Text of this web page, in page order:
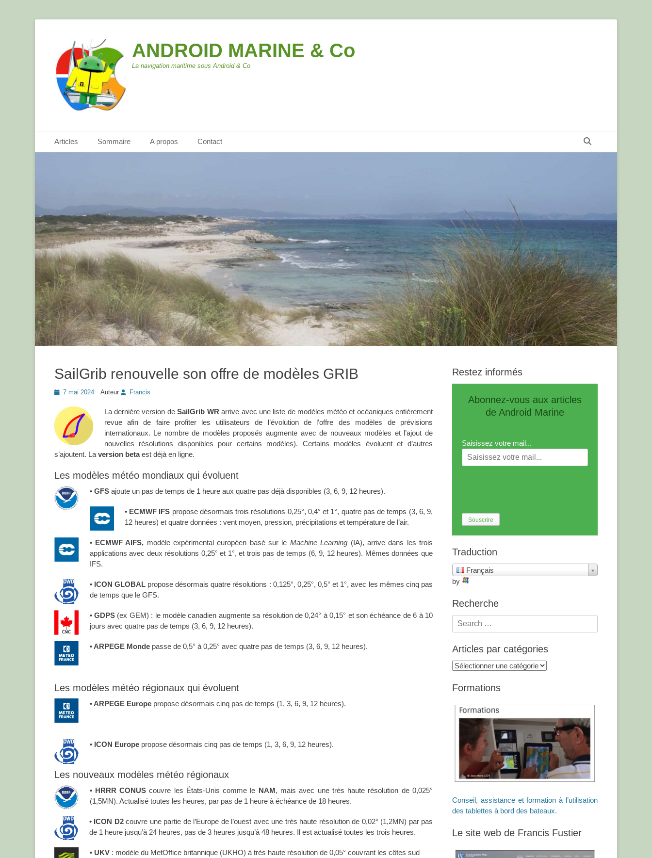
ANDROID MARINE & Co
La navigation maritime sous Android & Co
Menu principal
Articles Sommaire A propos Contact
SailGrib renouvelle son offre de modèles GRIB
Posted7 mai 2024 Auteur Francis
La dernière version deSailGrib WR arrive avec une liste de modèles météo et océaniques entièrement
revue afin de faire profiter les utilisateurs de l’évolution de l’offre des modèles de prévisions
internationaux. Le nombre de modèles proposés augmente avec de nouveaux modèles et l’ajout de
nouvelles résolutions disponibles pour certains modèles). Certains modèles évoluent et d’autres
s’ajoutent. La version betaest déjà en ligne.
Les modèles météo mondiaux qui évoluent
• GFSajoute un pas de temps de 1 heure aux quatre pas déjà disponibles (3, 6, 9, 12 heures).
• ECMWF IFS propose désormais trois résolutions 0,25°, 0,4° et 1°, quatre pas de temps (3, 6, 9,
12 heures) et quatre données : vent moyen, pression, précipitations et température de l’air.
• ECMWF AIFS, modèle expérimental européen basé sur le Machine Learning (IA), arrive dans les trois
applications avec deux résolutions 0,25° et 1°, et trois pas de temps (6, 9, 12 heures). Mêmes données que
IFS.
• ICON GLOBALpropose désormais quatre résolutions : 0,125°, 0,25°, 0,5° et 1°, avec les mêmes cinq pas
de temps que le GFS.
• GDPS(ex GEM) : le modèle canadien augmente sa résolution de 0,24° à 0,15° et son échéance de 6 à 10
jours avec quatre pas de temps (3, 6, 9, 12 heures).
• ARPEGE Mondepasse de 0,5° à 0,25° avec quatre pas de temps (3, 6, 9, 12 heures).
Les modèles météo régionaux qui évoluent
• ARPEGE Europepropose désormais cinq pas de temps (1, 3, 6, 9, 12 heures).
• ICON Europepropose désormais cinq pas de temps (1, 3, 6, 9, 12 heures).
Les nouveaux modèles météo régionaux
• HRRR CONUS couvre les États-Unis comme le NAM, mais avec une très haute résolution de 0,025°
(1,5MN). Actualisé toutes les heures, par pas de 1 heure à échéance de 18 heures.
• ICON D2couvre une partie de l’Europe de l’ouest avec une très haute résolution de 0,02° (1,2MN) par pas
de 1 heure jusqu’à 24 heures, pas de 3 heures jusqu’à 48 heures. Il est actualisé toutes les trois heures.
• UKV: modèle du MetOffice britannique (UKHO) à très haute résolution de 0,05° couvrant les côtes sud
Restez informés
Abonnez-vous aux articles
de Android Marine
Saisissez votre mail...
Traduction
Français
by
Recherche
Articles par catégories
Articles
catégories
Formations
Conseil, assistance et formation à l’utilisation
des tablettes à bord des bateaux.
Le site web de Francis Fustier